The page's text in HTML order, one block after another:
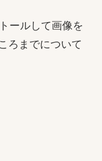
ールして画像を
ろまでについて